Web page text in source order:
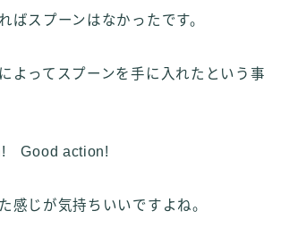
ばスプーンはなかったです。
よってスプーンを手に入れたという事
Good action!
感じが気持ちいいですよね。